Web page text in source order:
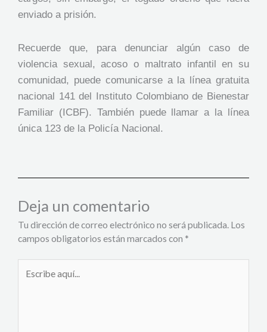
enviado a prisión.
Recuerde que, para denunciar algún caso de
violencia sexual, acoso o maltrato infantil en su
comunidad, puede comunicarse a la línea gratuita
nacional 141 del Instituto Colombiano de Bienestar
Familiar (ICBF). También puede llamar a la línea
única 123 de la Policía Nacional.
Deja un comentario
Tu dirección de correo electrónico no será publicada. Los
campos obligatorios están marcados con *
aquí...